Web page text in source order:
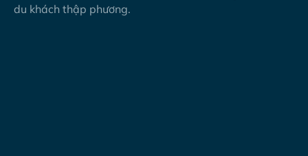
du khách thập phương.